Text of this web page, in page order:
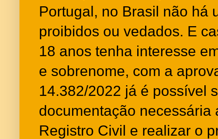
Portugal, no Brasil não há
proibidos ou vedados. E
18 anos tenha interesse
e sobrenome, com a
14.382/2022 já é possível
documentação necessária
Registro Civil e realizar o